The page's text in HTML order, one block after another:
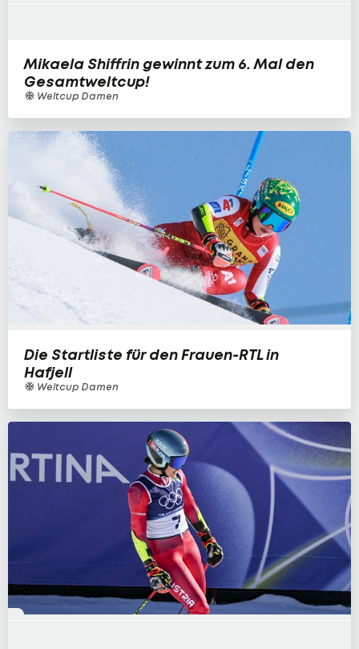
Mikaela Shiffrin gewinnt zum 6. Mal den
Gesamtweltcup!
Weltcup Damen
Die Startliste für den Frauen-RTL in
Hafjell
Weltcup Damen